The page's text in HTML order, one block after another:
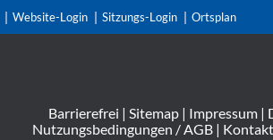
Website-Login Sitzungs-Login Ortsplan
Barrierefrei | Sitemap| Impressum|
Nutzungsbedingungen / AGB| Kontakt